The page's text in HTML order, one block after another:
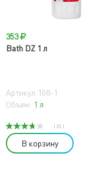
353
Bath DZ 1 л
Артикул:108-1
Объем: 1 л
( 25 )
В корзину